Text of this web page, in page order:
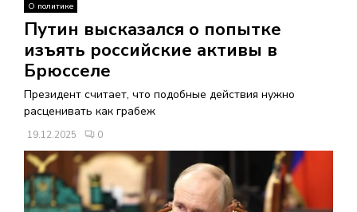
О
В
Н
О
Е
О политике
Путин высказался о попытке
изъять российские активы в
Брюсселе
Президент считает, что подобные действия нужно
расценивать как грабеж
19.12.2025 0